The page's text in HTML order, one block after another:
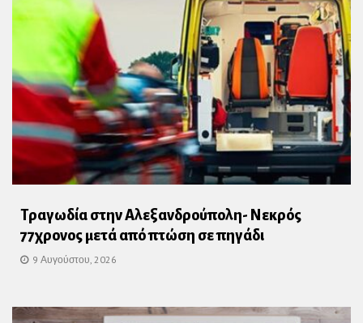
Τραγωδία στην Αλεξανδρούπολη- Νεκρός
77χρονος μετά από πτώση σε πηγάδι
9 Αυγούστου, 2026